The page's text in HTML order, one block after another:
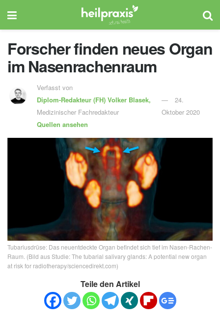
Forscher finden neues Organ
im Nasenrachenraum
Verfasst von
Diplom-Redakteur (FH) Volker Blasek,
Medizinischer Fachredakteur
Quellen ansehen
24.
Oktober 2020
Tubariusdrüse: Das neuentdeckte Organ befindet sich tief im Nasen-Rachen-
Raum. (Bild aus Studie: The tubarial salivary glands: A potential new organ
at risk for radiotherapy/sciencedirekt.com)
Teile den Artikel